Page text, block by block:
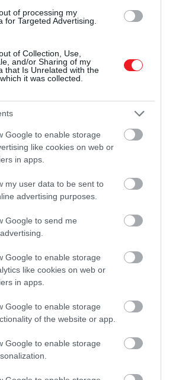
of processing my
for Targeted Advertising.
of Collection, Use,
and/or Sharing of my
that Is Unrelated with the
it was collected.
Google to enable storage
like cookies on web or
in apps.
my user data to be sent to
advertising purposes.
Google to send me
Google to enable storage
like cookies on web or
in apps.
Google to enable storage
of the website or app.
Google to enable storage
8,5 órát dolgozott a Tiangong
kívül. Ez hosszabb idő, mint
activity (EVA).